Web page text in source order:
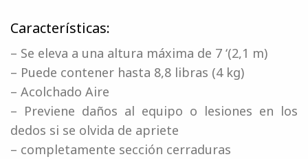
Características:
– Se eleva a una altura máxima de 7 ‘(2,1 m)
– Puede contener hasta 8,8 libras (4 kg)
– Acolchado Aire
– Previene daños al equipo o lesiones en los
dedos si se olvida de apriete
– completamente sección cerraduras